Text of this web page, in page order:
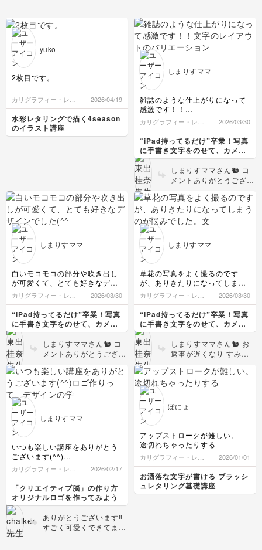
yuko
2枚目です。
カリグラフィー・レタ
リング
2026/04/19
水彩レタリングで描く4season
のイラスト講座
しまりすママ
雑誌のような仕上がりになって
感激です！！
文字のレイアウトのバリエーシ
ョンも色々教えていただきあり
がとうございました！
カリグラフィー・レタ
リング
2026/03/30
“iPad持ってるだけ”卒業！写真
に手書き文字をのせて、カメラ
ロールが「アルバム」に変わる
デジタル文字講座しまりすママさん🐿️ コ
メントありがとうござい
れた大濠公園日本庭園の
お写真、とても素敵でし
た🌿 幻想的な雰囲気に
1ページのような仕上が
してぐっと魅力が増して
いて、私もとてもうれし
かったです！ 文字のレ
イアウトも、少し変える
だけで印象が大きく変わ
るので、ぜひその日の写
真に合わせていろいろ試
してみてくださいね👍🏻
しまりすママ
白いモコモコの部分や吹き出し
が可愛くて、とても好きなデザ
インでした(^^)
カリグラフィー・レタ
リング
2026/03/30
“iPad持ってるだけ”卒業！写真
に手書き文字をのせて、カメラ
ロールが「アルバム」に変わる
デジタル文字講座しまりすママさん🐿️ コ
メントありがとうござい
れたパスタのお写真にア
レンジしてくださったん
ですね🍝 とってもステ
よく、ひとこと添えるだ
のある一枚になります♪
ぜひこれからも、お気に
入りの写真に文字を添え
て、ご自身らしい作品づ
くりを楽しんでください
ね🌼
しまりすママ
草花の写真をよく撮るのです
が、ありきたりになってしまう
のが悩みでした。
文字が入ると一気に個性がで
て、作品としての完成度も上が
って感激しました！
カリグラフィー・レタ
リング
2026/03/30
“iPad持ってるだけ”卒業！写真
に手書き文字をのせて、カメラ
ロールが「アルバム」に変わる
デジタル文字講座しまりすママさん🐿️ お
返事が遅くなり すみま
とうございます😊 草花
のお写真を撮られている
ゲンビリアですね！
「ありきたりになってし
てもよく分かります。
文字を添えることで作品
としての完成度が上がっ
たと感じていただけて、
本当にうれしいです😊
写真に言葉を添えるだけ
で、そのときの気持ちや
しまりすママ
いつも楽しい講座をありがとう
ございます(^^)
ロゴ作りって、デザインの学校
を卒業した人しか出来ないもの
と思っていましたが、先生の講
座を受講したら、ロゴ作りの基
本や気をつける事等を教えてい
ただけて、初心者ですが挑戦し
みようという気持ちになりまし
た(^^)
ひとまずHelloできました！
カリグラフィー・レタ
リング
2026/02/17
「クリエイティブ脳」の作り方
オリジナルロゴを作ってみよう
ありがとうございます‼️
すごく可愛くできてます
ぽにょ
アップストロークが難しい。
途切れちゃったりする
カリグラフィー・レタ
リング
2026/01/01
お洒落な文字が書ける ブラッシ
ュレタリング基礎講座